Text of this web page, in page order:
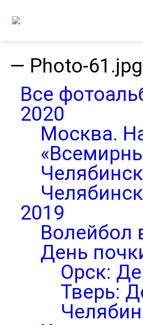
— Photo-61.jpg
Все
2020
Москва.
2019
Волейбол
День
Орск:
Тверь: